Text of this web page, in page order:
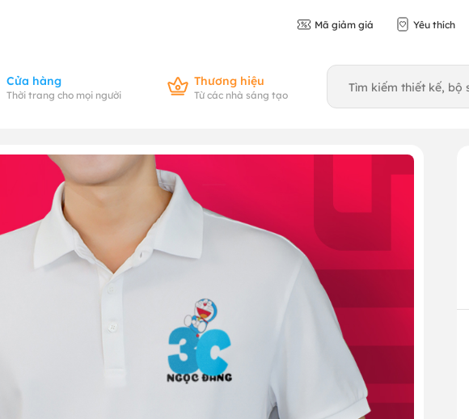
Mã giảm giá Yêu thích
Cửa hàng
Thời trang cho mọi người
Thương hiệu
Từ các nhà sáng tạo